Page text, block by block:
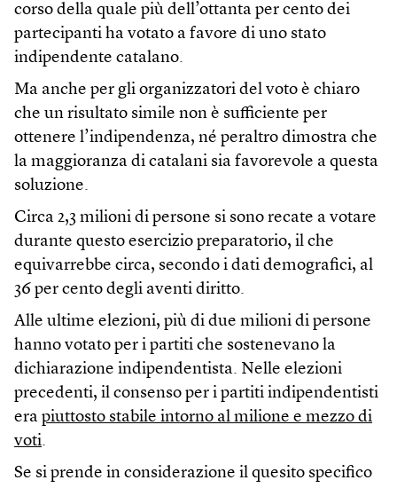
corso della quale più dell’ottanta per cento dei
partecipanti ha votato a favore di uno stato
indipendente catalano.
Ma anche per gli organizzatori del voto è chiaro
che un risultato simile non è sufficiente per
ottenere l’indipendenza, né peraltro dimostra che
la maggioranza di catalani sia favorevole a questa
soluzione.
Circa 2,3 milioni di persone si sono recate a votare
durante questo esercizio preparatorio, il che
equivarrebbe circa, secondo i dati demografici, al
36 per cento degli aventi diritto.
Alle ultime elezioni, più di due milioni di persone
hanno votato per i partiti che sostenevano la
dichiarazione indipendentista. Nelle elezioni
precedenti, il consenso per i partiti indipendentisti
era piuttosto stabile intorno al milione e mezzo di
voti.
Se si prende in considerazione il quesito specifico